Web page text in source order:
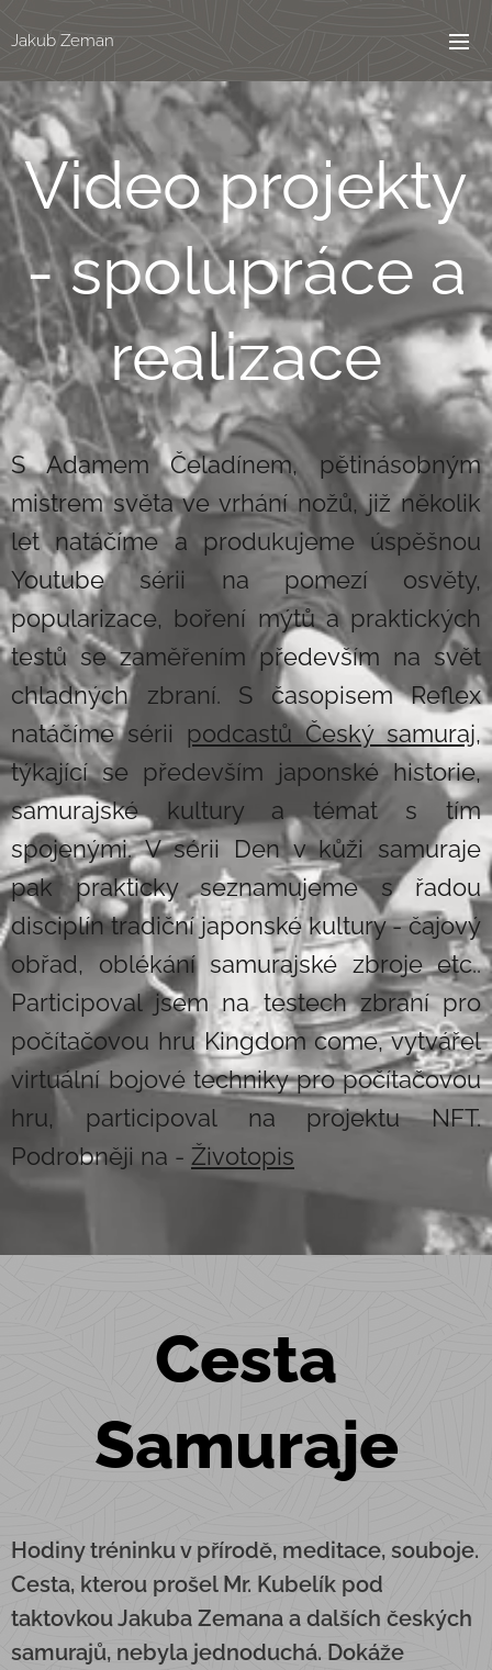
Jakub Zeman
Video projekty
- spolupráce a
realizace
S Adamem Čeladínem, pětinásobným
mistrem světa ve vrhání nožů, již několik
let natáčíme a produkujeme úspěšnou
Youtube sérii na pomezí osvěty,
popularizace, boření mýtů a praktických
testů se zaměřením především na svět
chladných zbraní. S časopisem Reflex
natáčíme sérii podcastů Český samuraj,
týkající se především japonské historie,
samurajské kultury a témat s tím
spojenými. V sérii Den v kůži samuraje
pak prakticky seznamujeme s řadou
disciplín tradiční japonské kultury - čajový
obřad, oblékání samurajské zbroje etc..
Participoval jsem na testech zbraní pro
počítačovou hru Kingdom come, vytvářel
virtuální bojové techniky pro počítačovou
hru, participoval na projektu NFT.
Podrobněji na - Životopis
Cesta
Samuraje
Hodiny tréninku v přírodě, meditace, souboje.
Cesta, kterou prošel Mr. Kubelík pod
taktovkou Jakuba Zemana a dalších českých
samurajů, nebyla jednoduchá. Dokáže